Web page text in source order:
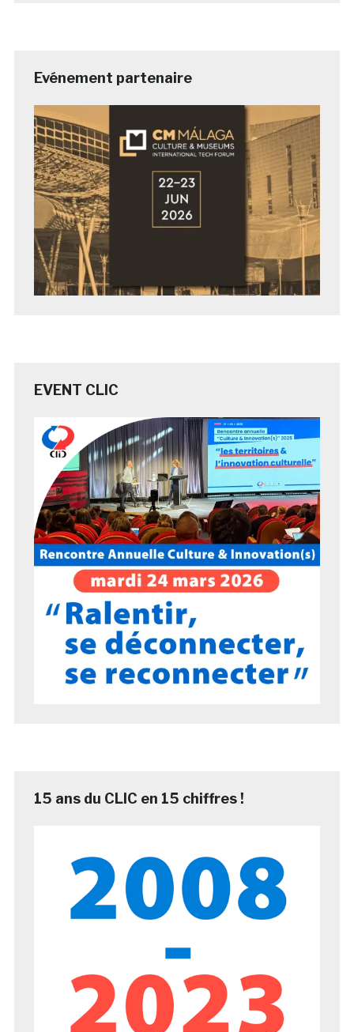
Evénement partenaire
EVENT CLIC
15 ans du CLIC en 15 chiffres !